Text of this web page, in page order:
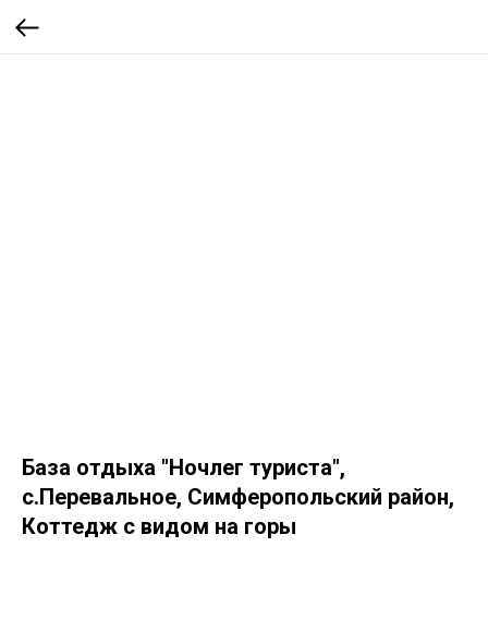
База отдыха "Ночлег туриста",
с.Перевальное, Симферопольский район,
Коттедж с видом на горы